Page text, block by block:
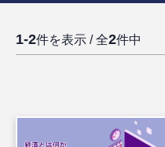
1-2件を表示 / 全2件中